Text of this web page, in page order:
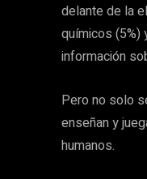
delante de la
químicos (5%)
información
Pero no solo
enseñan y
humanos.